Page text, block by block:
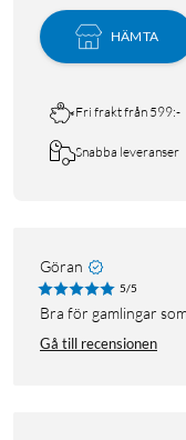
HÄMTA
Fri frakt från 599:-
Snabba leveranser
Göran
5/5
Bra för gamlingar
Gå till recensionen